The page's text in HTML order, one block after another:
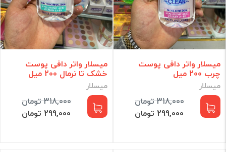
فیلتر
میسلار واتر دافی پوست
چرب 200 میل
میسلار
318,000 تومان
299,000 تومان
میسلار واتر دافی پوست
خشک تا نرمال 200 میل
میسلار
318,000 تومان
299,000 تومان